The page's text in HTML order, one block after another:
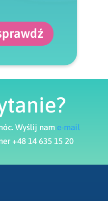
Wyślij nam e-mail
+48 14 635 15 20